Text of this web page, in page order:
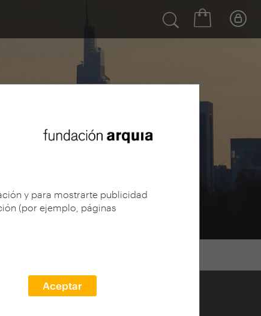
y para mostrarte publicidad
(por ejemplo, páginas
Aceptar